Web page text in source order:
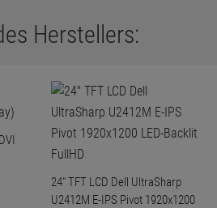
Herstellers:
24" TFT LCD Dell UltraSharp
U2412M E-IPS Pivot 1920x1200